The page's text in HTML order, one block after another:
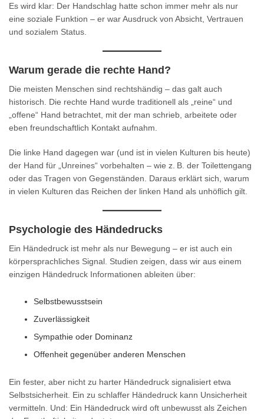
Es wird klar: Der Handschlag hatte schon immer mehr als nur
eine soziale Funktion – er war Ausdruck von Absicht, Vertrauen
und sozialem Status.
Warum gerade die rechte Hand?
Die meisten Menschen sind rechtshändig – das galt auch
historisch. Die rechte Hand wurde traditionell als „reine“ und
„offene“ Hand betrachtet, mit der man schrieb, arbeitete oder
eben freundschaftlich Kontakt aufnahm.
Die linke Hand dagegen war (und ist in vielen Kulturen bis heute)
der Hand für „Unreines“ vorbehalten – wie z. B. der Toilettengang
oder das Tragen von Gegenständen. Daraus erklärt sich, warum
in vielen Kulturen das Reichen der linken Hand als unhöflich gilt.
Psychologie des Händedrucks
Ein Händedruck ist mehr als nur Bewegung – er ist auch ein
körpersprachliches Signal. Studien zeigen, dass wir aus einem
einzigen Händedruck Informationen ableiten über:
Selbstbewusstsein
Zuverlässigkeit
Sympathie oder Dominanz
Offenheit gegenüber anderen Menschen
Ein fester, aber nicht zu harter Händedruck signalisiert etwa
Selbstsicherheit. Ein zu schlaffer Händedruck kann Unsicherheit
vermitteln. Und: Ein Händedruck wird oft unbewusst als Zeichen